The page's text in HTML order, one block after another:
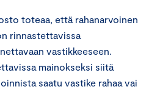
toteaa, että rahanarvoinen
rinnastettavissa
vastikkeeseen.
mainokseksi siitä
saatu vastike rahaa vai